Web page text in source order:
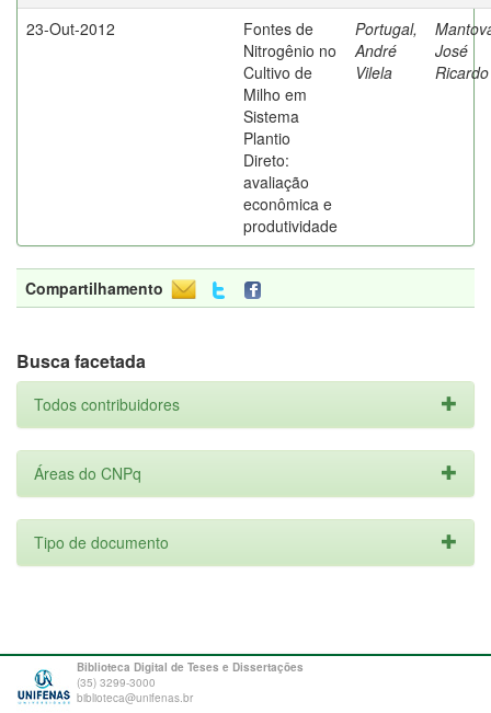
23-Out-2012
Fontes de
Nitrogênio no
Cultivo de
Milho em
Sistema
Plantio
Direto:
avaliação
econômica e
produtividade
Portugal,
André
Vilela
José
Ricardo
Compartilhamento
Busca facetada
Todos contribuidores
Áreas do CNPq
Tipo de documento
Biblioteca Digital de Teses e Dissertações
(35) 3299-3000
biblioteca@unifenas.br